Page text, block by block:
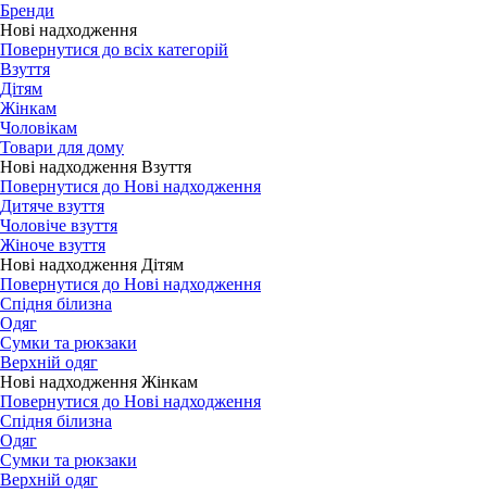
Бренди
Нові надходження
Повернутися до всіх категорій
Взуття
Дітям
Жінкам
Чоловікам
Товари для дому
Нові надходження Взуття
Повернутися до Нові надходження
Дитяче взуття
Чоловіче взуття
Жіноче взуття
Нові надходження Дітям
Повернутися до Нові надходження
Спідня білизна
Одяг
Сумки та рюкзаки
Верхній одяг
Нові надходження Жінкам
Повернутися до Нові надходження
Спідня білизна
Одяг
Сумки та рюкзаки
Верхній одяг